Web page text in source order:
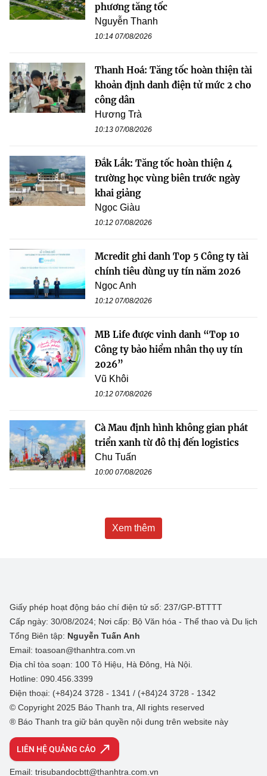
phương tăng tốc
Nguyễn Thanh
10:14 07/08/2026
Thanh Hoá: Tăng tốc hoàn thiện tài
khoản định danh điện tử mức 2 cho
công dân
Hương Trà
10:13 07/08/2026
Đắk Lắk: Tăng tốc hoàn thiện 4
trường học vùng biên trước ngày
khai giảng
Ngọc Giàu
10:12 07/08/2026
Mcredit ghi danh Top 5 Công ty tài
chính tiêu dùng uy tín năm 2026
Ngọc Anh
10:12 07/08/2026
MB Life được vinh danh “Top 10
Công ty bảo hiểm nhân thọ uy tín
2026”
Vũ Khôi
10:12 07/08/2026
Cà Mau định hình không gian phát
triển xanh từ đô thị đến logistics
Chu Tuấn
10:00 07/08/2026
Xem thêm
Giấy phép hoạt động báo chí điện tử số: 237/GP-BTTTT
Cấp ngày: 30/08/2024; Nơi cấp: Bộ Văn hóa - Thể thao và Du lịch
Tổng Biên tập: Nguyễn Tuấn Anh
Email: toasoan@thanhtra.com.vn
Địa chỉ tòa soạn: 100 Tô Hiệu, Hà Đông, Hà Nội.
Hotline: 090.456.3399
Điện thoại: (+84)24 3728 - 1341 / (+84)24 3728 - 1342
© Copyright 2025 Báo Thanh tra, All rights reserved
® Báo Thanh tra giữ bản quyền nội dung trên website này
LIÊN HỆ QUẢNG CÁO
Email: trisubandocbtt@thanhtra.com.vn